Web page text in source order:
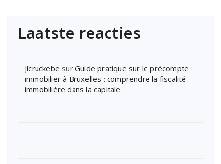
Laatste reacties
jlcruckebe sur Guide pratique sur le précompte
immobilier à Bruxelles : comprendre la fiscalité
immobilière dans la capitale